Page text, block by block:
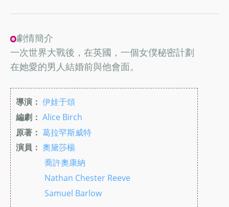
劇情簡介
一次世界大戰後，在英國，一個女僕秘密計劃
在她愛的男人結婚前與他會面。
導演： 伊娃于頌
編劇： Alice Birch
原著： 葛拉罕斯威特
演員： 奧黛莎楊
喬許奧康納
Nathan Chester Reeve
Samuel Barlow